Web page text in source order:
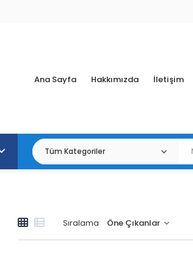
Ana Sayfa Hakkımızda İletişim
Sıralama